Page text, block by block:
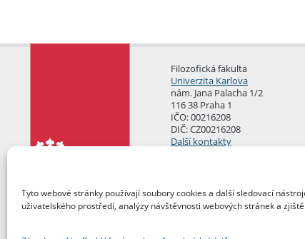
Tyto webové stránky používají soubory cookies a další sledovací
uživatelského prostředí, analýzy návštěvnosti webových stránek a
Filozofická fakulta
Univerzita Karlova
nám. Jana Palacha 1/2
116 38 Praha 1
IČO: 00216208
DIČ: CZ00216208
Další kontakty